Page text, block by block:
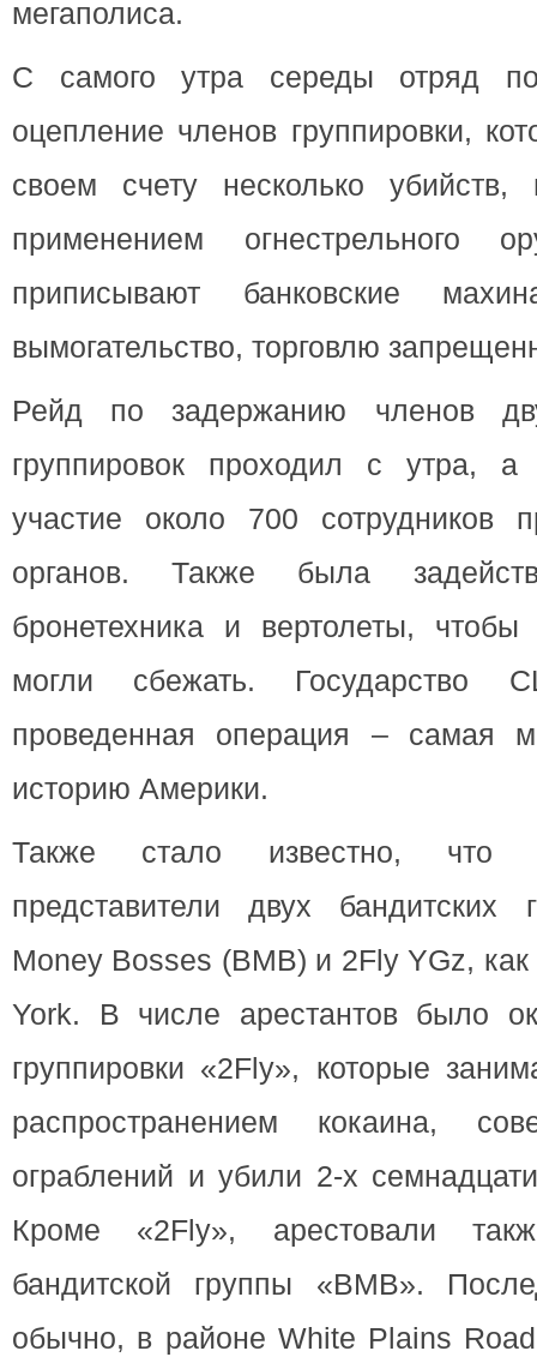
мегаполиса.
С самого утра середы отряд
оцепление членов группировки,
своем счету несколько
применением огнестрельного
приписывают банковские
вымогательство, торговлю
Рейд по задержанию членов
группировок проходил с утра,
участие около 700 сотрудников
органов. Также была
бронетехника и вертолеты,
могли сбежать. Государство
проведенная операция – самая
историю Америки.
Также стало известно, что
представители двух бандитских
Money Bosses (BMB) и 2Fly YGz,
York. В числе арестантов было
группировки «2Fly», которые
распространением кокаина,
ограблений и убили 2-х
Кроме «2Fly», арестовали
бандитской группы «BMB».
обычно, в районе White Plains